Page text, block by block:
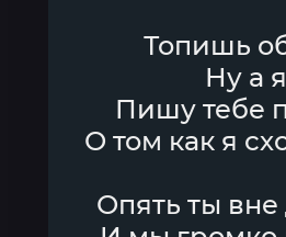
Топишь
Ну а я
Пишу тебе
О том как я
Опять ты вне